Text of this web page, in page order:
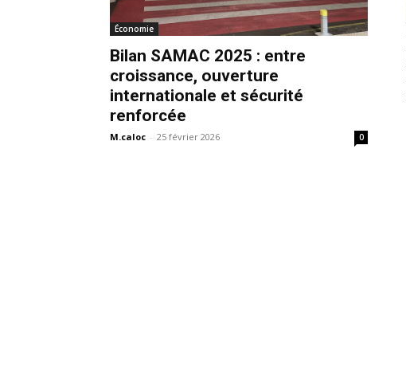
Économie
Bilan SAMAC 2025 : entre
croissance, ouverture
internationale et sécurité
renforcée
M.caloc - 25 février 2026 0